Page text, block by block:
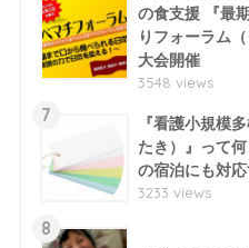
の食支援 『最
りフォーラム
大会開催
3548 views
7
『看護小規模
たき）』って
の宿泊にも対
3233 views
8